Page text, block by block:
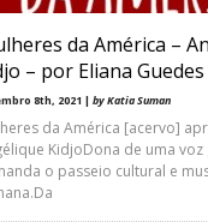
da América –
– por Eliana Guedes
8th, 2021 | by Katia Suman
da América [acervo]
KidjoDona de uma
o passeio cultural e